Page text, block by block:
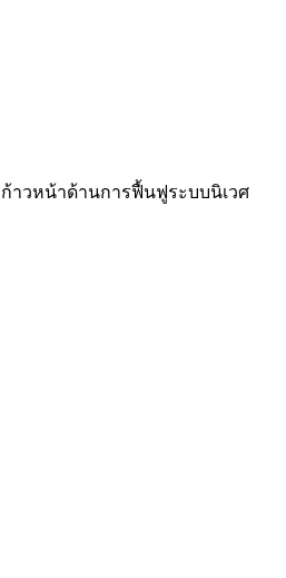
าวหน้าด้านการฟื้นฟูระบบนิเวศ